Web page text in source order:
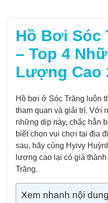
Hồ Bơi Sóc
– Top 4
Lượng Cao
Hồ bơi ở Sóc Trăng luôn
tham quan và giải trí. Với
những dịp này, chắc hẳn
biết chọn vui chơi tại địa
sau, hãy cùng Hyivy
lượng cao lại có giá
Trăng.
Xem nhanh nội dung